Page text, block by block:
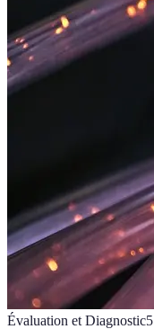
Évaluation et Diagnostic5